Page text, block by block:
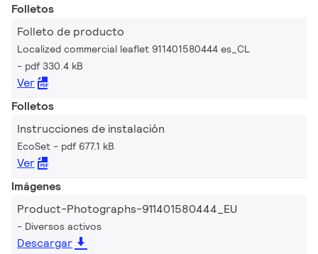
Folletos
Folleto de producto
Localized commercial leaflet 911401580444 es_CL
pdf 330.4 kB
Ver
Folletos
Instrucciones de instalación
EcoSet pdf 677.1 kB
Ver
Imágenes
Product-Photographs-911401580444_EU
Diversos activos
Descargar